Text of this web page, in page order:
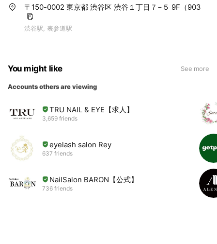
〒150-0002 東京都 渋谷区 渋谷１丁目７−５ 9F（903
渋谷駅, 表参道駅
You might like See more
Accounts others are viewing
TRU NAIL & EYE【求人】
3,659 friends
eyelash salon Rey
637 friends
NailSalon BARON【公式】
736 friends